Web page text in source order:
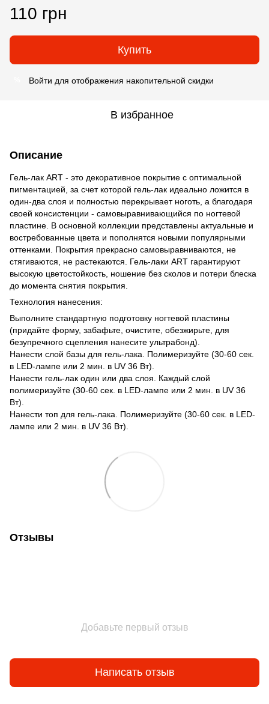
110 грн
Купить
Войти для отображения накопительной скидки
В избранное
Описание
Гель-лак ART - это декоративное покрытие с оптимальной
пигментацией, за счет которой гель-лак идеально ложится в
один-два слоя и полностью перекрывает ноготь, а благодаря
своей консистенции - самовыравнивающийся по ногтевой
пластине. В основной коллекции представлены актуальные и
востребованные цвета и пополнятся новыми популярными
оттенками. Покрытия прекрасно самовыравниваются, не
стягиваются, не растекаются. Гель-лаки ART гарантируют
высокую цветостойкость, ношение без сколов и потери блеска
до момента снятия покрытия.
Технология нанесения:
Выполните стандартную подготовку ногтевой пластины
(придайте форму, забафьте, очистите, обезжирьте, для
безупречного сцепления нанесите ультрабонд).
Нанести слой базы для гель-лака. Полимеризуйте (30-60 сек.
в LED-лампе или 2 мин. в UV 36 Вт).
Нанести гель-лак один или два слоя. Каждый слой
полимеризуйте (30-60 сек. в LED-лампе или 2 мин. в UV 36
Вт).
Нанести топ для гель-лака. Полимеризуйте (30-60 сек. в LED-
лампе или 2 мин. в UV 36 Вт).
Отзывы
Добавьте первый отзыв
Написать отзыв